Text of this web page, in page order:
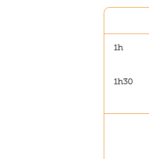
1h
1h30